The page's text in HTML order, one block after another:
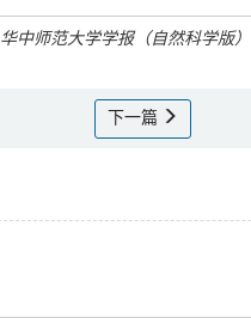
华中师范大学学报（自然科学版）
下一篇